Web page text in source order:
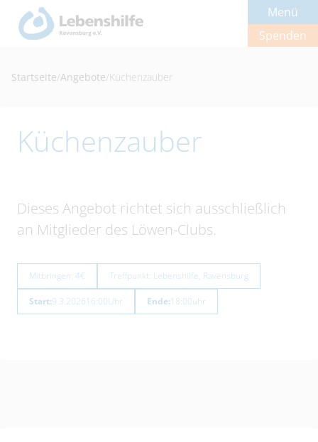
Menü
Spenden
Startseite/Angebote/Küchenzauber
Küchenzauber
Dieses Angebot richtet sich ausschließlich
an Mitglieder des Löwen-Clubs.
Mitbringen: 4€ Treffpunkt: Lebenshilfe, Ravensburg
Start:9.3.2026 16:00Uhr Ende:18:00uhr